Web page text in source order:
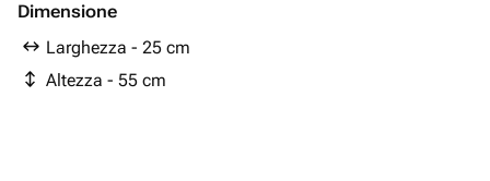
Dimensione
Larghezza - 25 cm
Altezza - 55 cm